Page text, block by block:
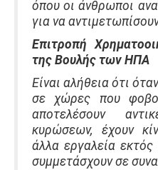
όπου οι άνθρωποι
για να
Επιτροπή
της Βουλής των ΗΠΑ
Είναι αλήθεια ότι
σε χώρες που
αποτελέσουν
κυρώσεων, έχουν
άλλα εργαλεία
συμμετάσχουν σε